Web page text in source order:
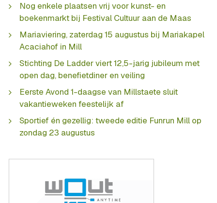
Nog enkele plaatsen vrij voor kunst- en
boekenmarkt bij Festival Cultuur aan de Maas
Mariaviering, zaterdag 15 augustus bij Mariakapel
Acaciahof in Mill
Stichting De Ladder viert 12,5-jarig jubileum met
open dag, benefietdiner en veiling
Eerste Avond 1-daagse van Millstaete sluit
vakantieweken feestelijk af
Sportief én gezellig: tweede editie Funrun Mill op
zondag 23 augustus